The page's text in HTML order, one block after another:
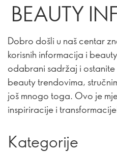
BEAUTY
Dobro došli u naš centar
korisnih informacija i
odabrani sadržaj i ostanite
beauty trendovima,
još mnogo toga. Ovo je
inspiriracije i
Kategorije